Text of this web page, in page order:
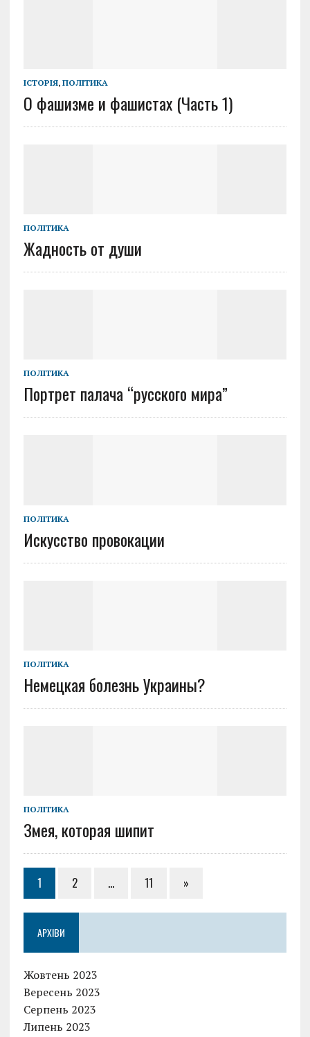
ІСТОРІЯ, ПОЛІТИКА
О фашизме и фашистах (Часть 1)
ПОЛІТИКА
Жадность от души
ПОЛІТИКА
Портрет палача “русского мира”
ПОЛІТИКА
Искусство провокации
ПОЛІТИКА
Немецкая болезнь Украины?
ПОЛІТИКА
Змея, которая шипит
1 2 … 11 »
АРХІВИ
Жовтень 2023
Вересень 2023
Серпень 2023
Липень 2023